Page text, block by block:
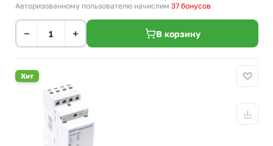
Авторизованному пользователю начислим 37 бонусов
− + В корзину
Хит